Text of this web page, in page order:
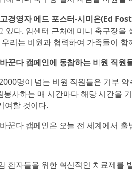
경영자 에드 포스터-시미온(Ed
있다. 암센터 근처에 미니 축구장
리는 비원과 협력하여 가족들이
꾼다 캠페인에 동참하는 비원 직원
명이 넘는 비원 직원들은 기부
사하는 매 시간마다 해당 시간을
여할 것이다.
꾼다 캠페인은 오늘 전 세계에서
환자들을 위한 혁신적인 치료제를